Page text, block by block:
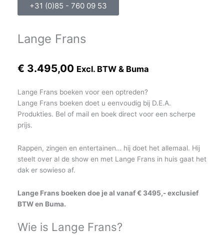
Lange Frans
€ 3.495,00 Excl. BTW & Buma
Lange Frans boeken voor een optreden?
Lange Frans boeken doet u eenvoudig bij D.E.A.
Produkties. Bel of mail en boek direct voor een scherpe
prijs.
Rappen, zingen en entertainen… hij doet het allemaal. Hij
steelt over al de show en met Lange Frans in huis gaat het
dak er sowieso af.
Lange Frans boeken doe je al vanaf € 3495,- exclusief
BTW en Buma.
Wie is Lange Frans?
+31 (0)85 - 760 09 53